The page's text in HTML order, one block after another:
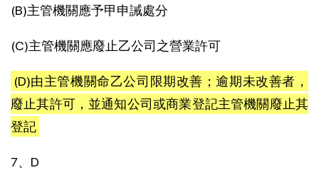
(B)主管機關應予甲申誡處分
(C)主管機關應廢止乙公司之營業許可
(D)由主管機關命乙公司限期改善；逾期未改善者，
廢止其許可，並通知公司或商業登記主管機關廢止其
登記
7、D